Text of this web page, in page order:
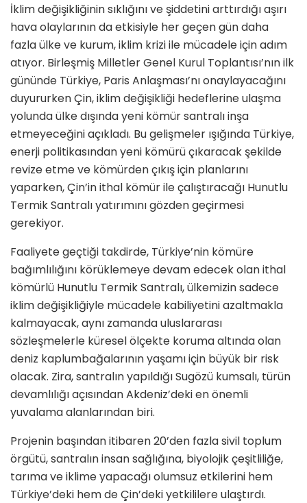
İklim değişikliğinin sıklığını ve şiddetini arttırdığı aşırı
hava olaylarının da etkisiyle her geçen gün daha
fazla ülke ve kurum, iklim krizi ile mücadele için adım
atıyor. Birleşmiş Milletler Genel Kurul Toplantısı’nın ilk
gününde Türkiye, Paris Anlaşması’nı onaylayacağını
duyururken Çin, iklim değişikliği hedeflerine ulaşma
yolunda ülke dışında yeni kömür santralı inşa
etmeyeceğini açıkladı. Bu gelişmeler ışığında Türkiye,
enerji politikasından yeni kömürü çıkaracak şekilde
revize etme ve kömürden çıkış için planlarını
yaparken, Çin’in ithal kömür ile çalıştıracağı Hunutlu
Termik Santralı yatırımını gözden geçirmesi
gerekiyor.
Faaliyete geçtiği takdirde, Türkiye’nin kömüre
bağımlılığını körüklemeye devam edecek olan ithal
kömürlü Hunutlu Termik Santralı, ülkemizin sadece
iklim değişikliğiyle mücadele kabiliyetini azaltmakla
kalmayacak, aynı zamanda uluslararası
sözleşmelerle küresel ölçekte koruma altında olan
deniz kaplumbağalarının yaşamı için büyük bir risk
olacak. Zira, santralın yapıldığı Sugözü kumsalı, türün
devamlılığı açısından Akdeniz’deki en önemli
yuvalama alanlarından biri.
Projenin başından itibaren 20’den fazla sivil toplum
örgütü, santralın insan sağlığına, biyolojik çeşitliliğe,
tarıma ve iklime yapacağı olumsuz etkilerini hem
Türkiye’deki hem de Çin’deki yetkililere ulaştırdı.